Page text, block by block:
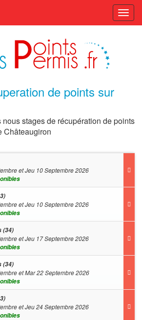
de points sur
stages de récupération de points
Châteaugiron
et Jeu 10 Septembre 2026
et Jeu 10 Septembre 2026
(34)
et Jeu 17 Septembre 2026
(34)
et Mar 22 Septembre 2026
et Jeu 24 Septembre 2026